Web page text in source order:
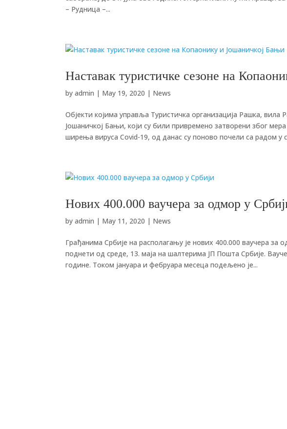
– Рудница –...
Наставак туристичке сезоне на
byadmin | May 19, 2020 | News
Објекти којима управља Туристичка организација Рашка, вила
Јошаничкој Бањи, који су били привремено затворени због
ширења вируса Covid-19, oд данас су поново почели са радом у
Нових 400.000 ваучера за одмор у
byadmin | May 11, 2020 | News
Грађанима Србије на располагању је нових 400.000 ваучера за
поднети од среде, 13. маја на шалтерима ЈП Пошта Србије.
године. Током јануара и фебруара месеца подељено је...